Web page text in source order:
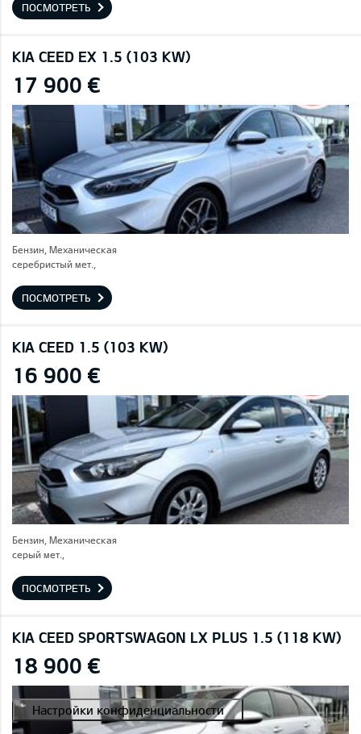
ПОСМОТРЕТЬ
KIA CEED EX 1.5 (103 KW)
17 900 €
Бензин, Механическая
серебристый мет.,
ПОСМОТРЕТЬ
KIA CEED 1.5 (103 KW)
16 900 €
Бензин, Механическая
серый мет.,
ПОСМОТРЕТЬ
KIA CEED SPORTSWAGON LX PLUS 1.5 (118 KW)
18 900 €